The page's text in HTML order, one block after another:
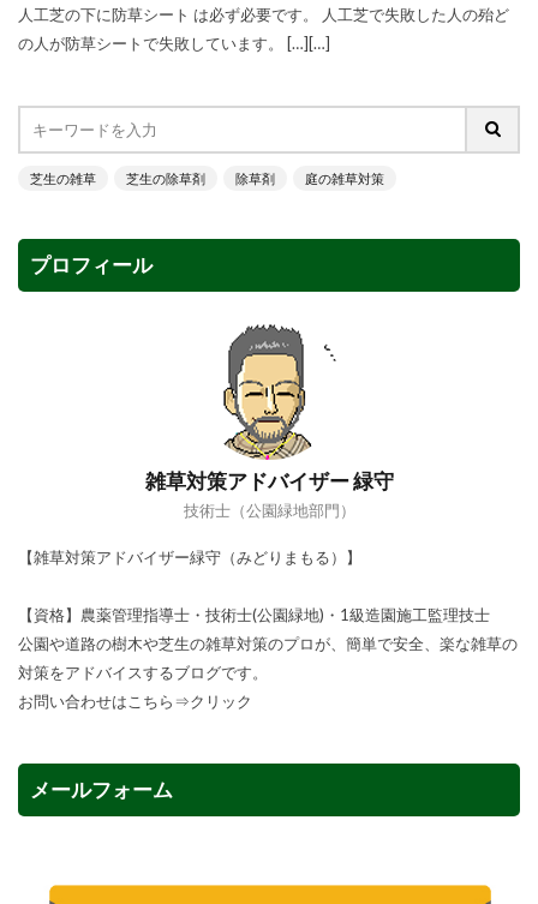
人工芝の下に防草シート は必ず必要です。 人工芝で失敗した人の殆ど
の人が防草シートで失敗しています。 […][…]
芝生の雑草 芝生の除草剤 除草剤 庭の雑草対策
プロフィール
雑草対策アドバイザー 緑守
技術士（公園緑地部門）
【雑草対策アドバイザー緑守（みどりまもる）】
【資格】農薬管理指導士・技術士(公園緑地)・1級造園施工監理技士
公園や道路の樹木や芝生の雑草対策のプロが、簡単で安全、楽な雑草の
対策をアドバイスするブログです。
お問い合わせはこちら⇒クリック
メールフォーム